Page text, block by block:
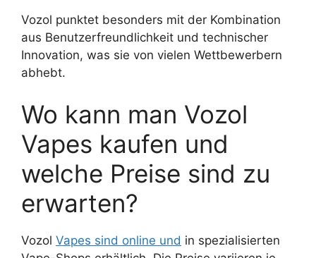
Vozol punktet besonders mit der Kombination
aus Benutzerfreundlichkeit und technischer
Innovation, was sie von vielen Wettbewerbern
abhebt.
Wo kann man Vozol
Vapes kaufen und
welche Preise sind zu
erwarten?
Vozol Vapes sind online und in spezialisierten